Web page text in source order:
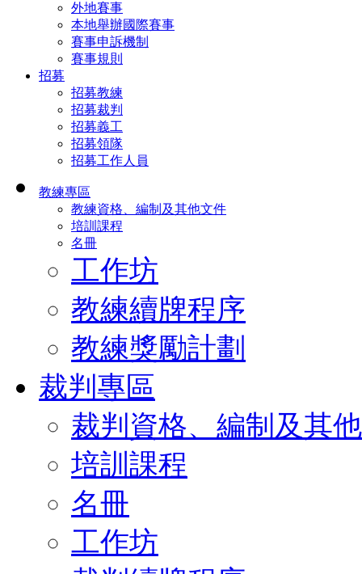
外地賽事
本地舉辦國際賽事
賽事申訴機制
賽事規則
招募
招募教練
招募裁判
招募義工
招募領隊
招募工作人員
教練專區
教練資格、編制及其他文件
培訓課程
名冊
工作坊
教練續牌程序
教練獎勵計劃
裁判專區
裁判資格、編制及其
培訓課程
名冊
工作坊